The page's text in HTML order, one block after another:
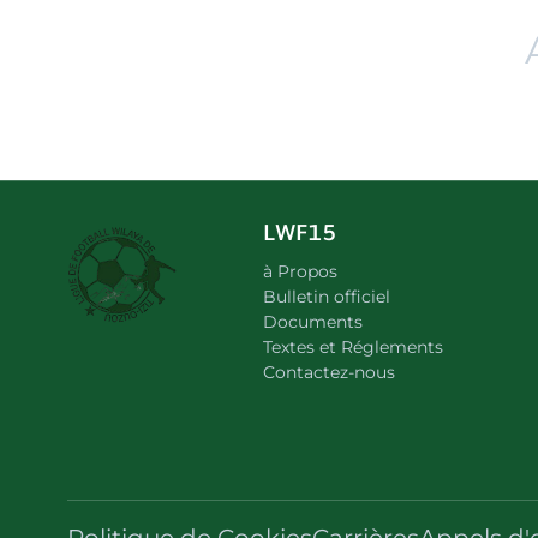
LWF15
à Propos
Bulletin officiel
Documents
Textes et Réglements
Contactez-nous